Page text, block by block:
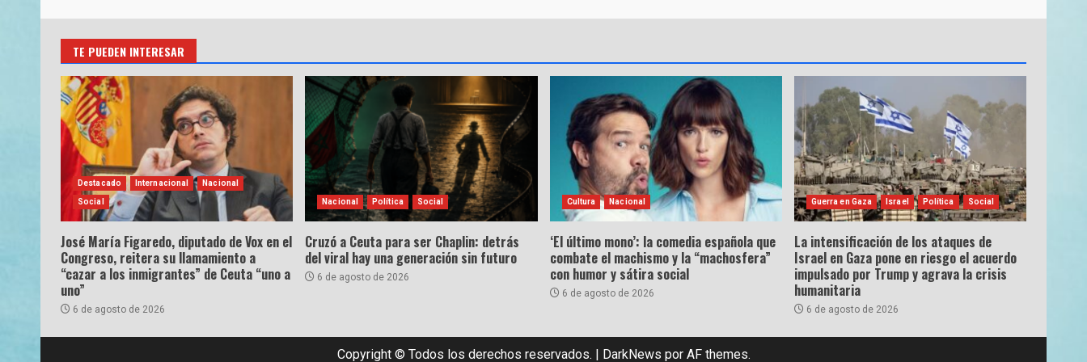
TE PUEDEN INTERESAR
Destacado Internacional Nacional
Social
José María Figaredo, diputado de Vox en el
Congreso, reitera su llamamiento a
“cazar a los inmigrantes” de Ceuta “uno a
uno”
6 de agosto de 2026
Nacional Política Social
Cruzó a Ceuta para ser Chaplin: detrás
del viral hay una generación sin futuro
6 de agosto de 2026
Cultura Nacional
‘El último mono’: la comedia española que
combate el machismo y la “machosfera”
con humor y sátira social
6 de agosto de 2026
Guerra en Gaza Israel Política Social
La intensificación de los ataques de
Israel en Gaza pone en riesgo el acuerdo
impulsado por Trump y agrava la crisis
humanitaria
6 de agosto de 2026
Copyright © Todos los derechos reservados. | DarkNews por AF themes.